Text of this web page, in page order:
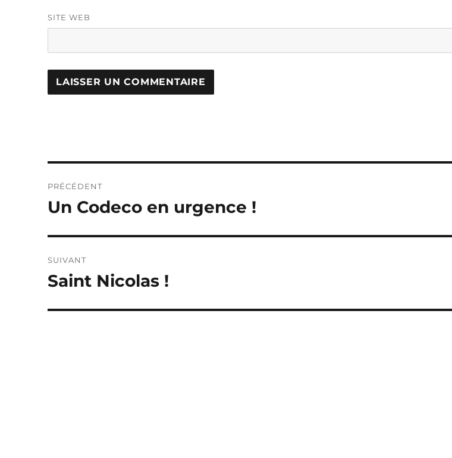
SITE WEB
de
PRÉCÉDENT
Publication
Un Codeco en urgence !
SUIVANT
Publication
Saint Nicolas !